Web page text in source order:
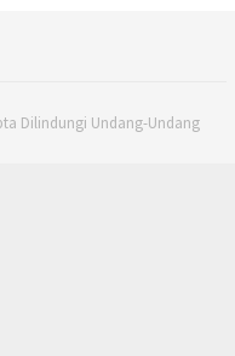
Dilindungi Undang-Undang